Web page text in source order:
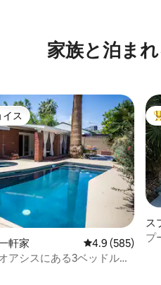
家族と泊ま
つ星の平均評価
チョイスです。
ス
軒家 レビュー585件
4.9 (585)
アシスにある3ベッドルー
ス
プ